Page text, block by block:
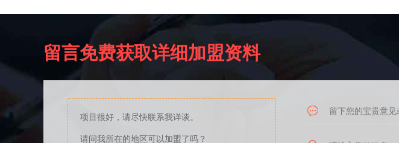
留言免费获取详细加盟资料
项目很好，请尽快联系我详谈。
请问我所在的地区可以加盟了吗？